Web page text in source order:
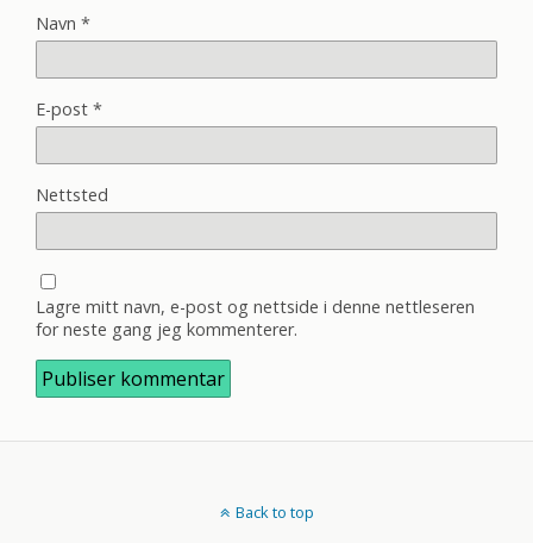
Navn *
E-post *
Nettsted
Lagre mitt navn, e-post og nettside i denne nettleseren
for neste gang jeg kommenterer.
Back to top